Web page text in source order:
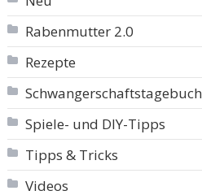
Rabenmutter 2.0
Rezepte
Schwangerschaftstagebuch
Spiele- und DIY-Tipps
Tipps & Tricks
Videos